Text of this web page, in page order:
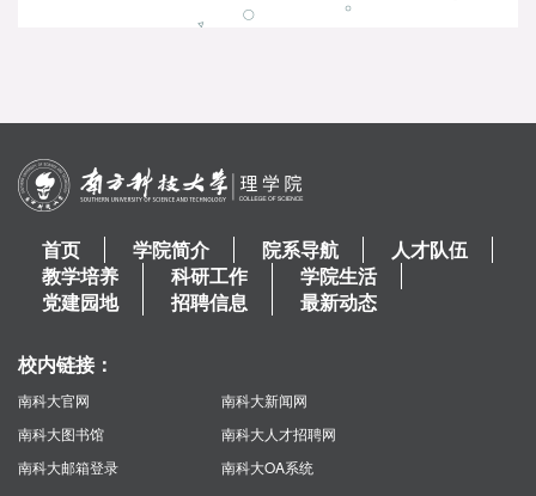
首页 学院简介 院系导航
人才队伍
教学培养
科研工作
学院生活
党建园地
招聘信息 最新动态
校内链接：
南科大官网
南科大新闻网
南科大图书馆
南科大人才招聘网
南科大邮箱登录
南科大OA系统